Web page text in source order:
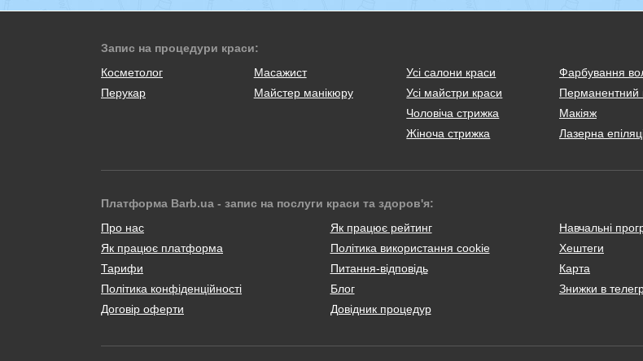
Запис на процедури краси:
Косметолог
Масажист
Перукар
Майстер манікюру
Усі салони краси
Усі майстри краси
Чоловіча стрижка
Жіноча стрижка
Фарбування
Перманентний
Макіяж
Лазерна
Платформа Barb.ua - запис на послуги краси та здоров'я:
Про нас
Як працює платформа
Тарифи
Політика конфіденційності
Договір оферти
Як працює рейтинг
Політика використання cookie
Питання-відповідь
Блог
Довідник процедур
Навчальні
Хештеги
Карта
Знижки в